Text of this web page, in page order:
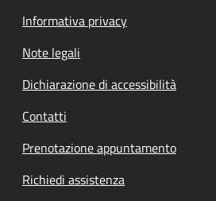
Informativa privacy
Note legali
Dichiarazione di accessibilità
Contatti
Prenotazione appuntamento
Richiedi assistenza